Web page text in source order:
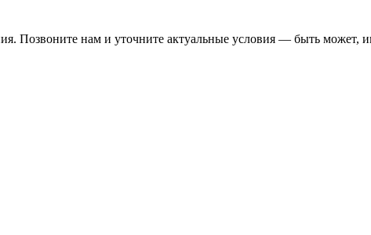
Позвоните нам и уточните актуальные условия — быть может,